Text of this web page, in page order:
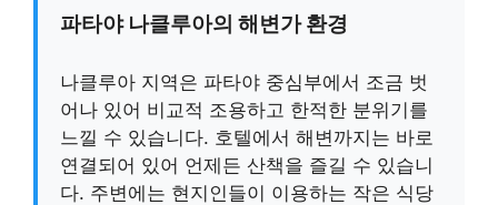
파타야 나클루아의 해변가 환경
나클루아 지역은 파타야 중심부에서 조금 벗
어나 있어 비교적 조용하고 한적한 분위기를
느낄 수 있습니다. 호텔에서 해변까지는 바로
연결되어 있어 언제든 산책을 즐길 수 있습니
다. 주변에는 현지인들이 이용하는 작은 식당